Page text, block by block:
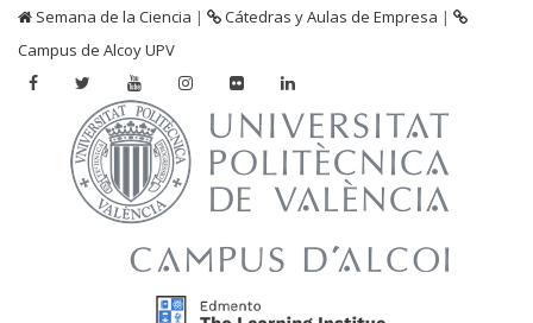
Semana de la Ciencia | Cátedras y Aulas de Empresa |
Campus de Alcoy UPV